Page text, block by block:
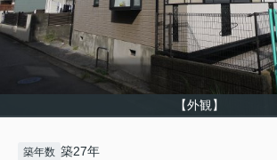
【外観】
築年数 築27年